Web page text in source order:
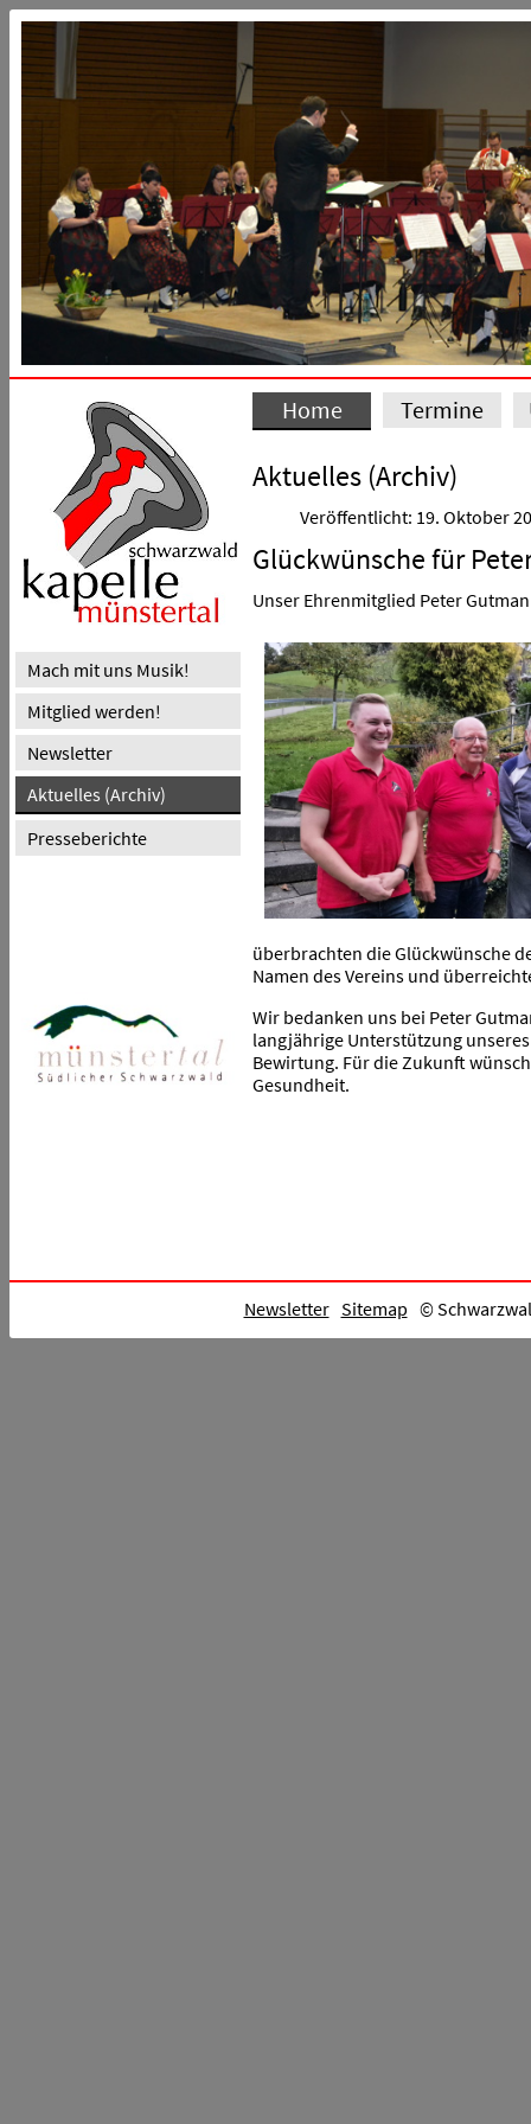
Mach mit uns Musik!
Mitglied werden!
Newsletter
Aktuelles (Archiv)
Presseberichte
Home Termine
Aktuelles (Archiv)
Veröffentlicht: 19. Oktober
Glückwünsche für
Unser Ehrenmitglied Peter
überbrachten die Glückwünsche
Namen des Vereins und
Wir bedanken uns bei Peter
langjährige Unterstützung
Bewirtung. Für die Zukunft
Gesundheit.
Newsletter Sitemap ©